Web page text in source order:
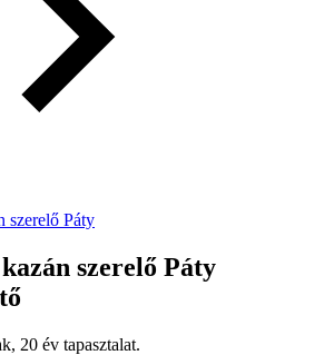
szerelő Páty
szerelő Páty
20 év tapasztalat.